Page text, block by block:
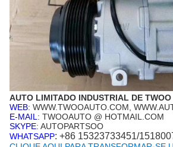
AUTO LIMITADO INDUSTRIAL DE TWOO
WEB: WWW.TWOOAUTO.COM,
E-MAIL : TWOOAUTO @ HOTMAIL.COM
SKYPE: AUTOPARTSOO
WHATSAPP: +86 15323733451/